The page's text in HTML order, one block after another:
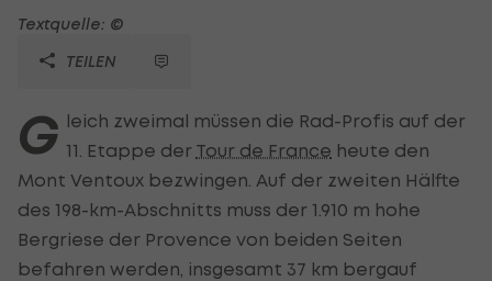
Textquelle: ©
TEILEN
G leich zweimal müssen die Rad-Profis auf der
11. Etappe der Tour de France heute den
Mont Ventoux bezwingen. Auf der zweiten Hälfte
des 198-km-Abschnitts muss der 1.910 m hohe
Bergriese der Provence von beiden Seiten
befahren werden, insgesamt 37 km bergauf